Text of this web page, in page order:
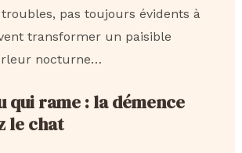
pas toujours évidents à
transformer un paisible
nocturne…
qui rame : la démence
le chat